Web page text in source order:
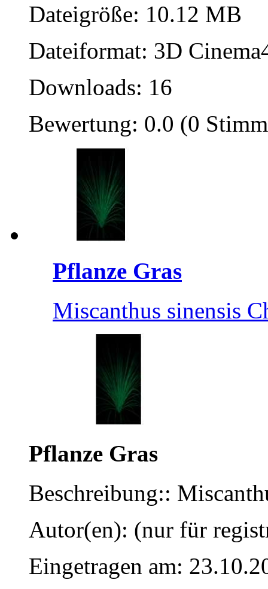
Dateigröße: 10.12 MB
Dateiformat: 3D
Downloads: 16
Bewertung: 0.0 (0
Pflanze Gras
Miscanthus sinensis
Pflanze Gras
Beschreibung::
Autor(en): (nur für
Eingetragen am: